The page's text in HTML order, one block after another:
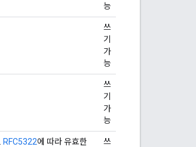
능
쓰
기
가
능
쓰
기
가
능
RFC5322에 따라 유효한
쓰